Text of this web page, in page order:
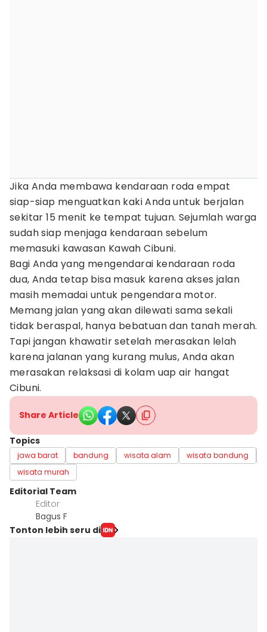
Jika Anda membawa kendaraan roda empat
siap-siap menguatkan kaki Anda untuk berjalan
sekitar 15 menit ke tempat tujuan. Sejumlah warga
sudah siap menjaga kendaraan sebelum
memasuki kawasan Kawah Cibuni.
Bagi Anda yang mengendarai kendaraan roda
dua, Anda tetap bisa masuk karena akses jalan
masih memadai untuk pengendara motor.
Memang jalan yang akan dilewati sama sekali
tidak beraspal, hanya bebatuan dan tanah merah.
Tapi jangan khawatir setelah merasakan lelah
karena jalanan yang kurang mulus, Anda akan
merasakan relaksasi di kolam uap air hangat
Cibuni.
Share Article
Topics
jawa barat bandung wisata alam wisata bandung
wisata murah
Editorial Team
Editor
Bagus F
Tonton lebih seru di